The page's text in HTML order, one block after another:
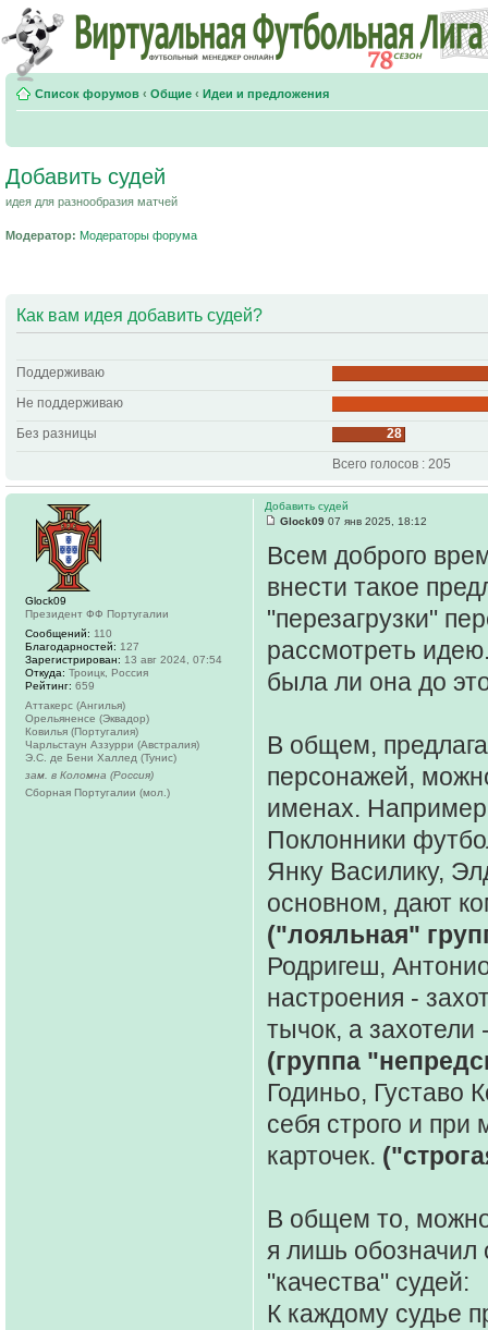
Список форумов ‹ Общие ‹ Идеи и предложения
Добавить судей
идея для разнообразия матчей
Модератор: Модераторы форума
Как вам идея добавить судей?
Поддерживаю
Не поддерживаю
Без разницы
28
Всего голосов : 205
Добавить судей
Glock09 07 янв 2025, 18:12
Всем доброго
внести такое
"перезагрузки"
рассмотреть
была ли она до
В общем,
персонажей,
именах.
Поклонники
Янку Василику,
основном, дают
("лояльная"
Родригеш,
настроения -
тычок, а захотели
(группа
Годиньо, Густаво
себя строго и
карточек.
В общем то,
я лишь обозначил
"качества" судей:
К каждому судье
Glock09
Президент ФФ Португалии
Сообщений: 110
Благодарностей: 127
Зарегистрирован: 13 авг 2024, 07:54
Откуда: Троицк, Россия
Рейтинг: 659
Аттакерс (Ангилья)
Орельяненсе (Эквадор)
Ковилья (Португалия)
Чарльстаун Аззурри (Австралия)
Э.С. де Бени Халлед (Тунис)
зам. в Коломна (Россия)
Сборная Португалии (мол.)